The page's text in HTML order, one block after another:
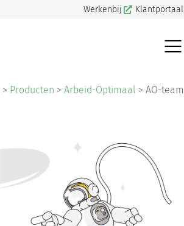
Werkenbij Klantportaal
> Producten > Arbeid-Optimaal > AO-team